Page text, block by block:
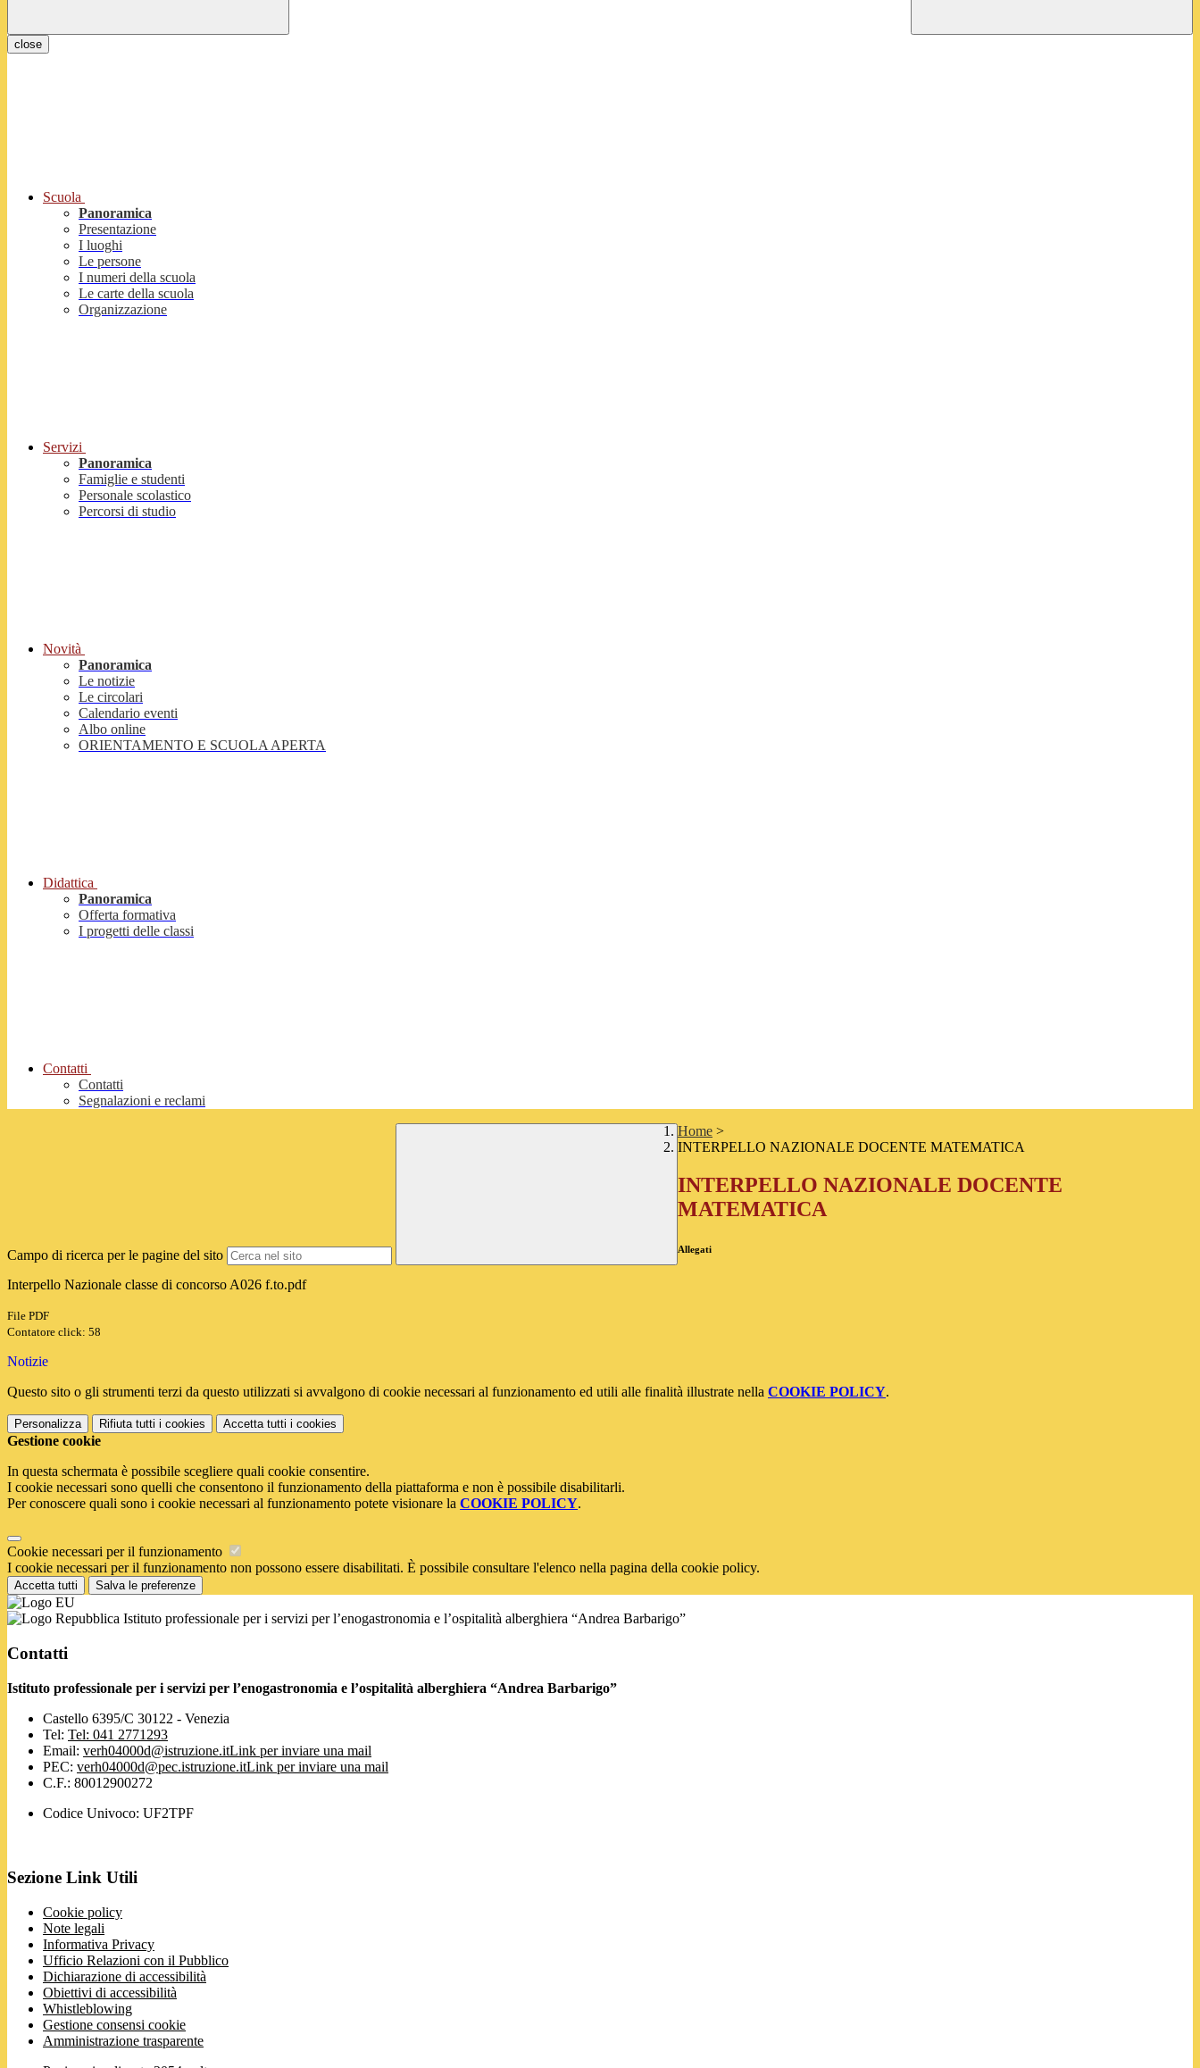
close
Scuola
Panoramica
Presentazione
I luoghi
Le persone
I numeri della scuola
Le carte della scuola
Organizzazione
Servizi
Panoramica
Famiglie e studenti
Personale scolastico
Percorsi di studio
Novità
Panoramica
Le notizie
Le circolari
Calendario eventi
Albo online
ORIENTAMENTO E SCUOLA APERTA
Didattica
Panoramica
Offerta formativa
I progetti delle classi
Contatti
Contatti
Segnalazioni e reclami
Campo di ricerca per le pagine del sito
Home >
INTERPELLO NAZIONALE DOCENTE MATEMATICA
INTERPELLO NAZIONALE DOCENTE
MATEMATICA
Allegati
Interpello Nazionale classe di concorso A026 f.to.pdf
File PDF
Contatore click: 58
Notizie
Questo sito o gli strumenti terzi da questo utilizzati si avvalgono di cookie necessari al funzionamento ed utili alle finalità illustrate nella COOKIE POLICY.
Personalizza Rifiuta tutti i cookies Accetta tutti i cookies
Gestione cookie
In questa schermata è possibile scegliere quali cookie consentire.
I cookie necessari sono quelli che consentono il funzionamento della piattaforma e non è possibile disabilitarli.
Per conoscere quali sono i cookie necessari al funzionamento potete visionare la COOKIE POLICY.
Cookie necessari per il funzionamento
I cookie necessari per il funzionamento non possono essere disabilitati. È possibile consultare l'elenco nella pagina della cookie policy.
Accetta tutti Salva le preferenze
Istituto professionale per i servizi per l’enogastronomia e l’ospitalità alberghiera “Andrea Barbarigo”
Contatti
Istituto professionale per i servizi per l’enogastronomia e l’ospitalità alberghiera “Andrea Barbarigo”
Castello 6395/C 30122 - Venezia
Tel: Tel: 041 2771293
Email: verh04000d@istruzione.itLink per inviare una mail
PEC: verh04000d@pec.istruzione.itLink per inviare una mail
C.F.: 80012900272
Codice Univoco: UF2TPF
Sezione Link Utili
Cookie policy
Note legali
Informativa Privacy
Ufficio Relazioni con il Pubblico
Dichiarazione di accessibilità
Obiettivi di accessibilità
Whistleblowing
Gestione consensi cookie
Amministrazione trasparente